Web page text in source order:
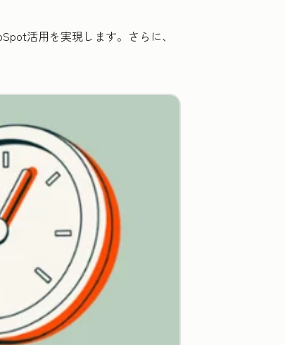
活用を実現します。さらに、